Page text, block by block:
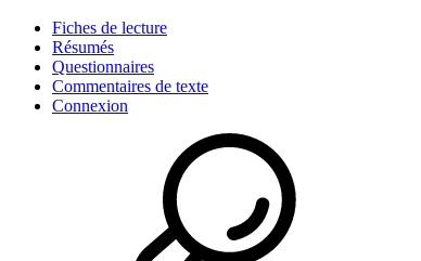
Fiches de lecture
Résumés
Questionnaires
Commentaires de texte
Connexion